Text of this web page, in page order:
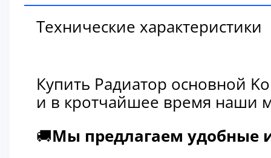
Технические характеристики
Купить Радиатор основной
и в кротчайшее время наши
🚚Мы предлагаем удобные